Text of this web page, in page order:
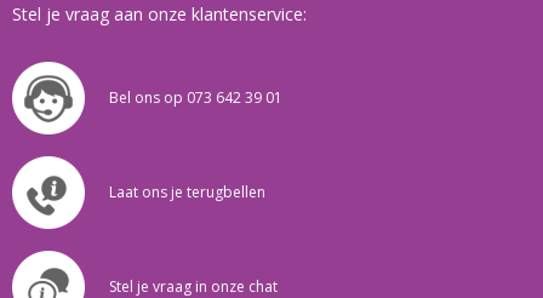
Stel je vraag aan onze klantenservice:
Bel ons op 073 642 39 01
Laat ons je terugbellen
Stel je vraag in onze chat